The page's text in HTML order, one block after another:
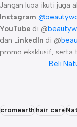
Jangan lupa ikuti juga
Instagram
YouTube di @
dan LinkedIn di @
promo eksklusif, serta
Beli
cromearth hair care